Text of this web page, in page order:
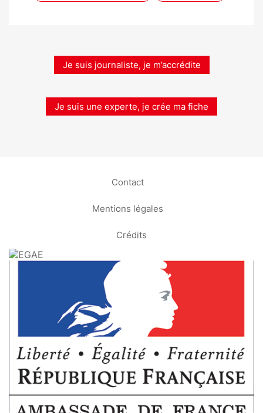
Je suis journaliste, je m’accrédite
Je suis une experte, je crée ma fiche
Contact
Mentions légales
Crédits